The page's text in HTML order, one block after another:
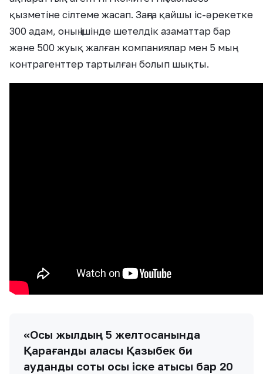
қызметіне сілтеме жасап. Заңға қайшы іс-әрекетке
300 адам, оның ішінде шетелдік азаматтар бар
және 500 жуық жалған компаниялар мен 5 мың
контрагенттер тартылған болып шықты.
«Осы жылдың 5 желтоқсанында
Қарағанды қаласы Қазыбек би
аудандық соты осы іске қатысы бар 20